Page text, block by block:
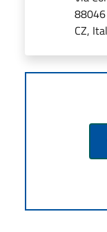
88046
CZ,